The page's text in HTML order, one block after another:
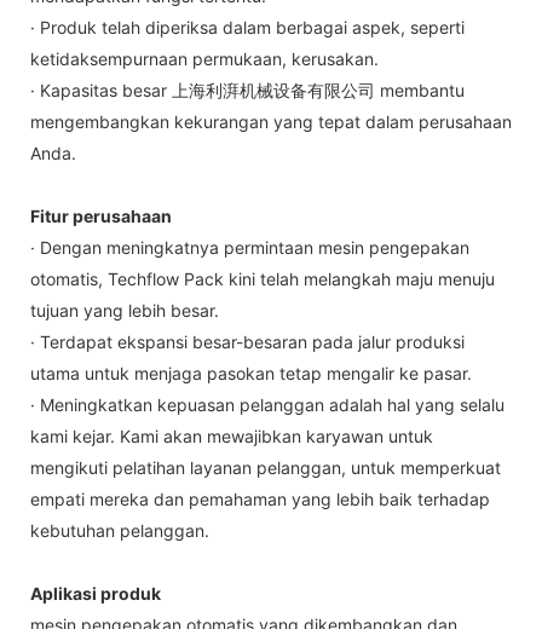
· Produk telah diperiksa dalam berbagai aspek, seperti
ketidaksempurnaan permukaan, kerusakan.
· Kapasitas besar 上海利湃机械设备有限公司 membantu
mengembangkan kekurangan yang tepat dalam perusahaan
Anda.
Fitur perusahaan
· Dengan meningkatnya permintaan mesin pengepakan
otomatis, Techflow Pack kini telah melangkah maju menuju
tujuan yang lebih besar.
· Terdapat ekspansi besar-besaran pada jalur produksi
utama untuk menjaga pasokan tetap mengalir ke pasar.
· Meningkatkan kepuasan pelanggan adalah hal yang selalu
kami kejar. Kami akan mewajibkan karyawan untuk
mengikuti pelatihan layanan pelanggan, untuk memperkuat
empati mereka dan pemahaman yang lebih baik terhadap
kebutuhan pelanggan.
Aplikasi produk